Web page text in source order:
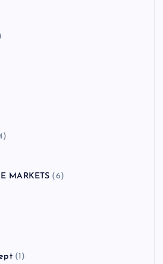
MARKETS (6)
(1)